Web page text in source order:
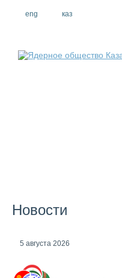
eng каз
Новости
5 августа 2026